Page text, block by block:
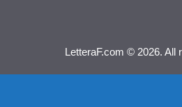
LetteraF.com © 2026. All